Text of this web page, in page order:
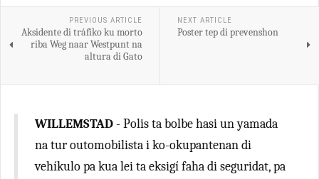
PREVIOUS ARTICLE
Aksidente di tráfiko ku morto
riba Weg naar Westpunt na
altura di Gato
NEXT ARTICLE
Poster tep di prevenshon
WILLEMSTAD - Polis ta bolbe hasi un yamada
na tur outomobilista i ko-okupantenan di
vehíkulo pa kua lei ta eksigí faha di seguridat, pa